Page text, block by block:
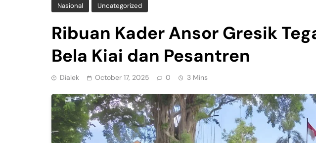
Nasional Uncategorized
Ribuan Kader Ansor Gresik
Bela Kiai dan Pesantren
Dialek October 17, 2025 0 3 Mins